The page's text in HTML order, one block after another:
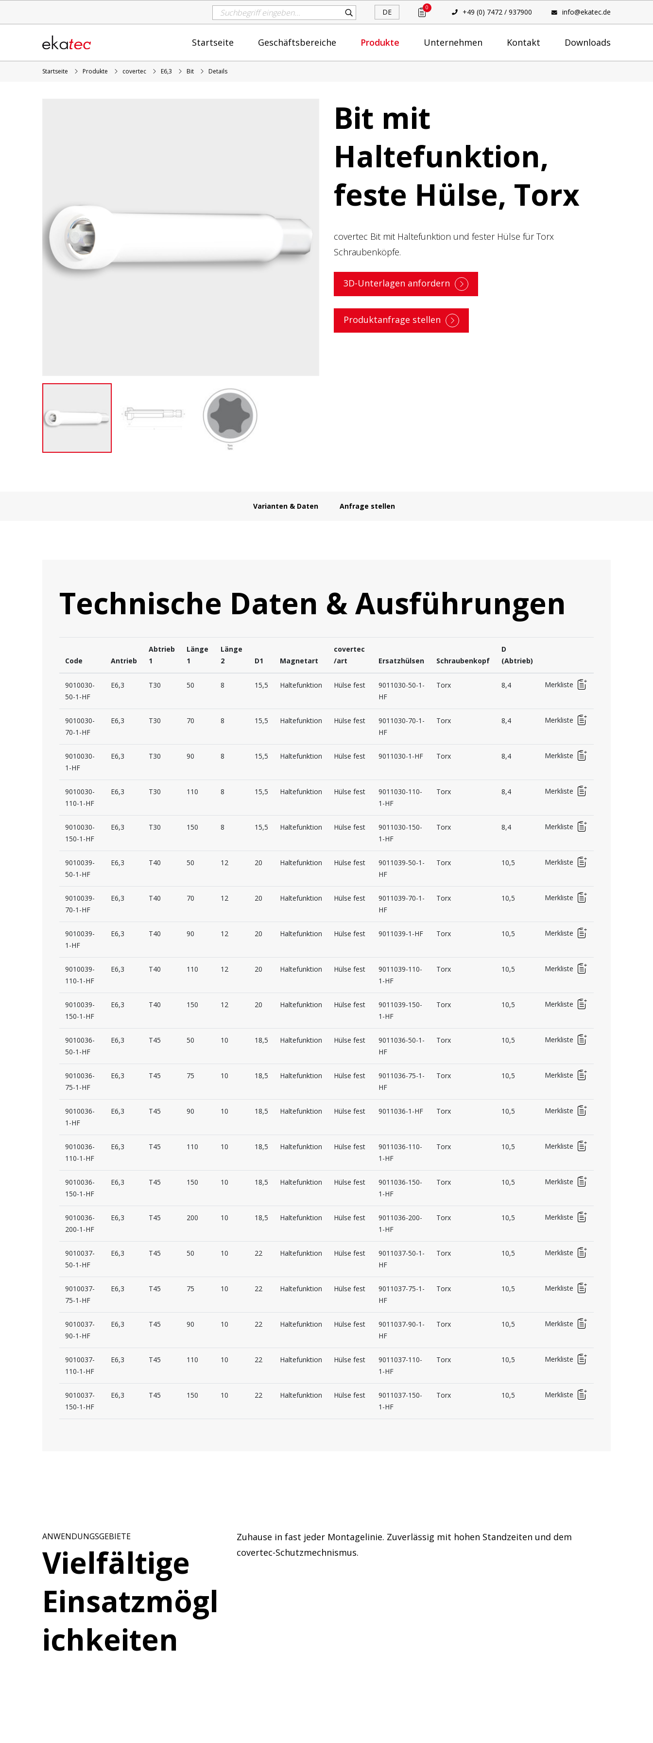
DE 0 +49 (0) 7472 / 937900 info@ekatec.de
Startseite Geschäftsbereiche Produkte Unternehmen Kontakt Downloads
Startseite Produkte covertec E6,3 Bit Details
Bit mit
Haltefunktion,
feste Hülse, Torx
covertec Bit mit Haltefunktion und fester Hülse für Torx
Schraubenköpfe.
3D-Unterlagen anfordern
Produktanfrage stellen
Varianten & Daten Anfrage stellen
Technische Daten & Ausführungen
Code Antrieb
Abtrieb
1
Länge
1
Länge
2
D1 Magnetart
covertec
/art
Ersatzhülsen Schraubenkopf
D
(Abtrieb)
9010030-
50-1-HF
E6,3 T30 50 8 15,5 Haltefunktion Hülse fest
9011030-50-1-
HF
Torx 8,4 Merkliste
9010030-
70-1-HF
E6,3 T30 70 8 15,5 Haltefunktion Hülse fest
9011030-70-1-
HF
Torx 8,4 Merkliste
9010030-
1-HF
E6,3 T30 90 8 15,5 Haltefunktion Hülse fest 9011030-1-HF Torx 8,4 Merkliste
9010030-
110-1-HF
E6,3 T30 110 8 15,5 Haltefunktion Hülse fest
9011030-110-
1-HF
Torx 8,4 Merkliste
9010030-
150-1-HF
E6,3 T30 150 8 15,5 Haltefunktion Hülse fest
9011030-150-
1-HF
Torx 8,4 Merkliste
9010039-
50-1-HF
E6,3 T40 50 12 20 Haltefunktion Hülse fest
9011039-50-1-
HF
Torx 10,5 Merkliste
9010039-
70-1-HF
E6,3 T40 70 12 20 Haltefunktion Hülse fest
9011039-70-1-
HF
Torx 10,5 Merkliste
9010039-
1-HF
E6,3 T40 90 12 20 Haltefunktion Hülse fest 9011039-1-HF Torx 10,5 Merkliste
9010039-
110-1-HF
E6,3 T40 110 12 20 Haltefunktion Hülse fest
9011039-110-
1-HF
Torx 10,5 Merkliste
9010039-
150-1-HF
E6,3 T40 150 12 20 Haltefunktion Hülse fest
9011039-150-
1-HF
Torx 10,5 Merkliste
9010036-
50-1-HF
E6,3 T45 50 10 18,5 Haltefunktion Hülse fest
9011036-50-1-
HF
Torx 10,5 Merkliste
9010036-
75-1-HF
E6,3 T45 75 10 18,5 Haltefunktion Hülse fest
9011036-75-1-
HF
Torx 10,5 Merkliste
9010036-
1-HF
E6,3 T45 90 10 18,5 Haltefunktion Hülse fest 9011036-1-HF Torx 10,5 Merkliste
9010036-
110-1-HF
E6,3 T45 110 10 18,5 Haltefunktion Hülse fest
9011036-110-
1-HF
Torx 10,5 Merkliste
9010036-
150-1-HF
E6,3 T45 150 10 18,5 Haltefunktion Hülse fest
9011036-150-
1-HF
Torx 10,5 Merkliste
9010036-
200-1-HF
E6,3 T45 200 10 18,5 Haltefunktion Hülse fest
9011036-200-
1-HF
Torx 10,5 Merkliste
9010037-
50-1-HF
E6,3 T45 50 10 22 Haltefunktion Hülse fest
9011037-50-1-
HF
Torx 10,5 Merkliste
9010037-
75-1-HF
E6,3 T45 75 10 22 Haltefunktion Hülse fest
9011037-75-1-
HF
Torx 10,5 Merkliste
9010037-
90-1-HF
E6,3 T45 90 10 22 Haltefunktion Hülse fest
9011037-90-1-
HF
Torx 10,5 Merkliste
9010037-
110-1-HF
E6,3 T45 110 10 22 Haltefunktion Hülse fest
9011037-110-
1-HF
Torx 10,5 Merkliste
9010037-
150-1-HF
E6,3 T45 150 10 22 Haltefunktion Hülse fest
9011037-150-
1-HF
Torx 10,5 Merkliste
ANWENDUNGSGEBIETE
Vielfältige
Einsatzmögl
ichkeiten
Zuhause in fast jeder Montagelinie. Zuverlässig mit hohen Standzeiten und dem
covertec-Schutzmechnismus.